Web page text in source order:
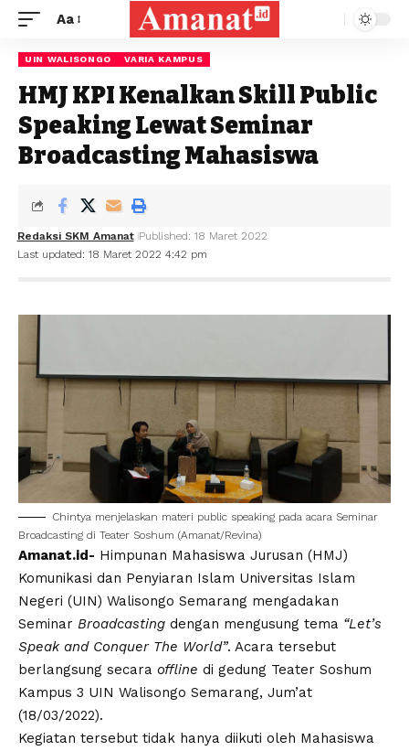
Aa
UIN WALISONGO VARIA KAMPUS
HMJ KPI Kenalkan Skill Public
Speaking Lewat Seminar
Broadcasting Mahasiswa
Last updated: 18 Maret 2022 4:42 pm
Redaksi SKM Amanat Published: 18 Maret 2022
Chintya menjelaskan materi public speaking pada acara Seminar
Broadcasting di Teater Soshum (Amanat/Revina)
Amanat.id- Himpunan Mahasiswa Jurusan (HMJ)
Komunikasi dan Penyiaran Islam Universitas Islam
Negeri (UIN) Walisongo Semarang mengadakan
Seminar Broadcasting dengan mengusung tema “Let’s
Speak and Conquer The World”. Acara tersebut
berlangsung secara offline di gedung Teater Soshum
Kampus 3 UIN Walisongo Semarang, Jum’at
(18/03/2022).
Kegiatan tersebut tidak hanya diikuti oleh Mahasiswa